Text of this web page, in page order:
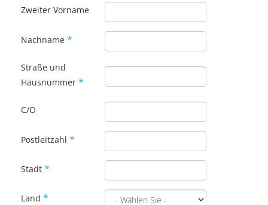
Zweiter Vorname
Nachname *
Straße und
Hausnummer *
C/O
Postleitzahl *
Stadt *
Land *